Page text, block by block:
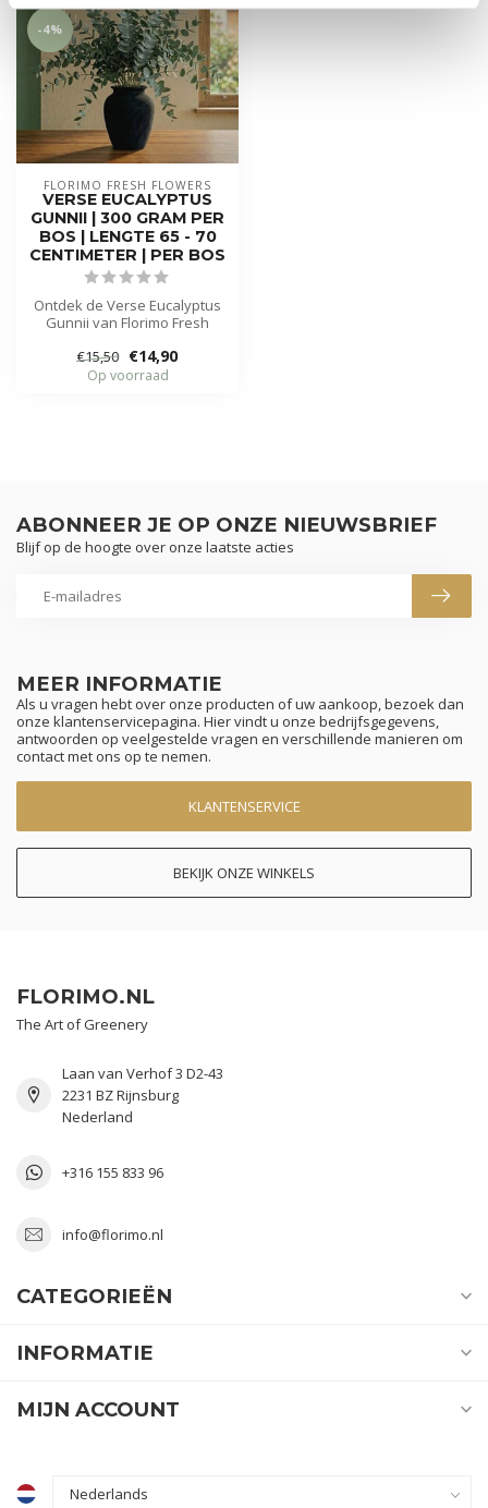
-4%
FLORIMO FRESH FLOWERS
VERSE EUCALYPTUS
GUNNII | 300 GRAM PER
BOS | LENGTE 65 - 70
CENTIMETER | PER BOS
Ontdek de Verse Eucalyptus
Gunnii van Florimo Fresh
takke...
€15,50 €14,90
Op voorraad
MEER INFORMATIE
Als u vragen hebt over onze producten of uw aankoop, bezoek dan
onze klantenservicepagina. Hier vindt u onze bedrijfsgegevens,
antwoorden op veelgestelde vragen en verschillende manieren om
contact met ons op te nemen.
KLANTENSERVICE
BEKIJK ONZE WINKELS
ABONNEER JE OP ONZE NIEUWSBRIEF
Blijf op de hoogte over onze laatste acties
FLORIMO.NL
The Art of Greenery
Laan van Verhof 3 D2-43
2231 BZ Rijnsburg
Nederland
+316 155 833 96
info@florimo.nl
CATEGORIEËN
INFORMATIE
MIJN ACCOUNT